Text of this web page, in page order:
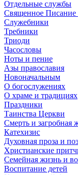
Отдельные службы
Священное Писание
Служебники
Требники
Триоди
Часословы
Ноты и пение
Азы православия
Новоначальным
О богослужениях
О храме и традициях
Праздники
Таинства Церкви
Смерть и загробная
Катехизис
Духовная проза и
Христианские
Семейная жизнь и
Воспитание детей